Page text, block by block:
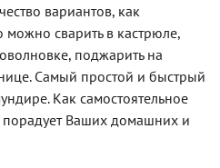
вариантов, как
можно сварить в кастрюле,
поджарить на
Самый простой и быстрый
Как самостоятельное
Ваших домашних и